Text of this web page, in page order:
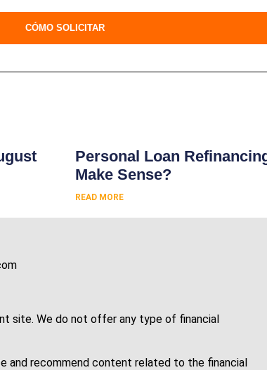
CÓMO SOLICITAR
Personal Loan
Make Sense?
READ MORE
site. We do not offer any type of financial
and recommend content related to the financial